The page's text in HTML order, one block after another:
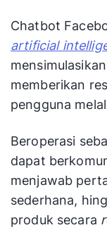
Chatbot
artificial
memberikan
pengguna
Beroperasi
dapat
menjawab
sederhana,
produk secara